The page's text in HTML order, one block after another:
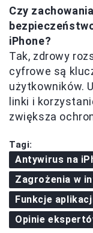
Czy
iPhone?
Tak, zdrowy
cyfrowe są
użytkowników.
linki i
zwiększa
Tagi:
Antywirus na
Zagrożenia w
Funkcje
Opinie